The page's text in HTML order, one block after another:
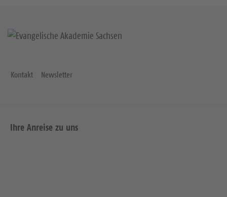
Kontakt Newsletter
Ihre Anreise zu uns